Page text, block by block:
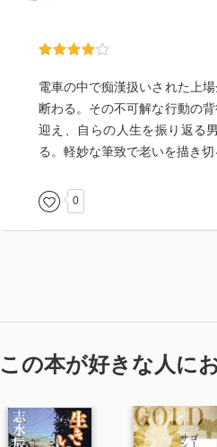
人たちだが……。
〈社会派編〉傑作選に入れたい
「名前は記号」オール讀物
殺人未遂事件の犯人が私の名
「痛む胸」オール讀物2003年3
この短編の魅力は一にも二に
「門札の血」オール讀物2003年
電車の中で痴漢扱いされた上
断わる。その不可解な行動の
迎え、自らの人生を振り返る
る。軽妙な筆致で老いを描き切
0
この本が好きな人に